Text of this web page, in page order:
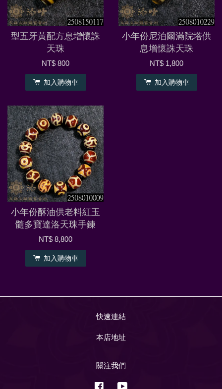
型五牙黃配方息增懷誅
天珠
NT$ 800
加入購物車
小年份尼泊爾滿院塔供
息增懷誅天珠
NT$ 1,800
加入購物車
小年份酥油供老料紅玉
髓多寶達洛天珠手鍊
NT$ 8,800
加入購物車
快速連結
本店地址
關注我們
Facebook